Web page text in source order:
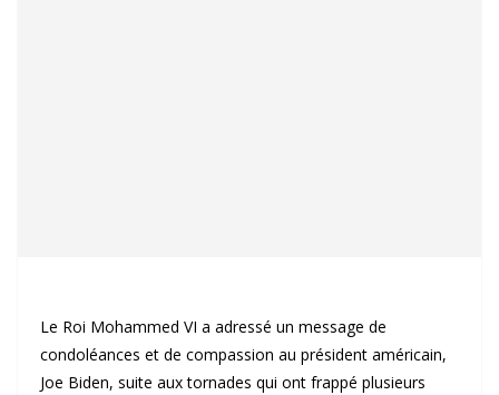
Le Roi Mohammed VI a adressé un message de
condoléances et de compassion au président américain,
Joe Biden, suite aux tornades qui ont frappé plusieurs